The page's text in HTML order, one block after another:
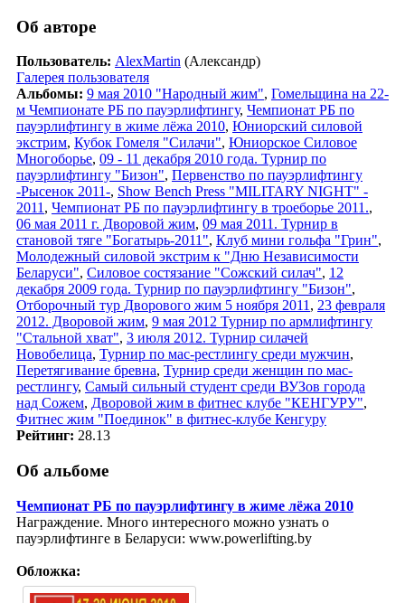
Об авторе
Пользователь: AlexMartin (Александр)
Галерея пользователя
Альбомы: 9 мая 2010 "Народный жим", Гомельщина на 22-
м Чемпионате РБ по пауэрлифтингу, Чемпионат РБ по
пауэрлифтингу в жиме лёжа 2010, Юниорский силовой
экстрим, Кубок Гомеля "Силачи", Юниорское Силовое
Многоборье, 09 - 11 декабря 2010 года. Турнир по
пауэрлифтингу "Бизон", Первенство по пауэрлифтингу
-Рысенок 2011-, Show Bench Press "MILITARY NIGHT" -
2011 , Чемпионат РБ по пауэрлифтингу в троеборье 2011.,
06 мая 2011 г. Дворовой жим, 09 мая 2011. Турнир в
становой тяге "Богатырь-2011", Клуб мини гольфа "Грин",
Молодежный силовой экстрим к "Дню Независимости
Беларуси", Силовое состязание "Сожский силач", 12
декабря 2009 года. Турнир по пауэрлифтингу "Бизон",
Отборочный тур Дворового жим 5 ноября 2011 , 23 февраля
2012. Дворовой жим, 9 мая 2012 Турнир по армлифтингу
"Стальной хват", 3 июля 2012. Турнир силачей
Новобелица, Турнир по мас-рестлингу среди мужчин,
Перетягивание бревна, Турнир среди женщин по мас-
рестлингу, Самый сильный студент среди ВУЗов города
над Сожем, Дворовой жим в фитнес клубе "КЕНГУРУ",
Фитнес жим "Поединок" в фитнес-клубе Кенгуру
Рейтинг: 28.13
Об альбоме
Чемпионат РБ по пауэрлифтингу в жиме лёжа 2010
Награждение. Много интересного можно узнать о
пауэрлифтинге в Беларуси: www.powerlifting.by
Обложка: